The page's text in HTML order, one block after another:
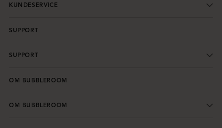
KUNDESERVICE
SUPPORT
SUPPORT
OM BUBBLEROOM
OM BUBBLEROOM